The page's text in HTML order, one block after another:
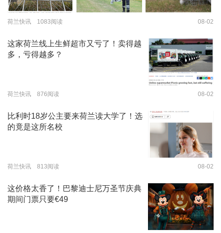
荷兰快讯 1083阅读 08-02
这家荷兰线上生鲜超市又亏了！卖得越
多，亏得越多？
荷兰快讯 876阅读 08-02
比利时18岁公主要来荷兰读大学了！选
的竟是这所名校
荷兰快讯 813阅读 08-02
这价格太香了！巴黎迪士尼万圣节庆典
期间门票只要€49